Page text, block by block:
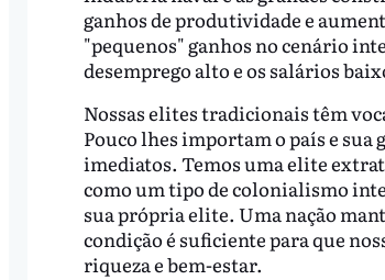
ganhos de produtividade e
"pequenos" ganhos no cenário
desemprego alto e os salários
Nossas elites tradicionais têm
Pouco lhes importam o país e
imediatos. Temos uma elite
como um tipo de colonialismo
sua própria elite. Uma nação
condição é suficiente para que
riqueza e bem-estar.